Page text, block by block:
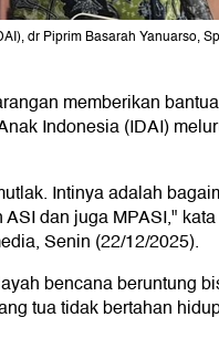
dr Piprim Basarah Yanuarso,
memberikan
Indonesia (IDAI)
Intinya adalah
dan juga MPASI,"
Senin (22/12/2025).
bencana beruntung
tua tidak bertahan